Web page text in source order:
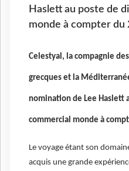
Haslett au poste de
monde à compter du
Celestyal, la compagnie
grecques et la
nomination de Lee Haslett
commercial monde à
Le voyage étant son
acquis une grande